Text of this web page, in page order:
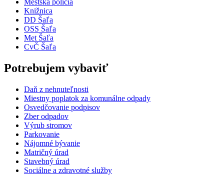
Knižnica
DD Šaľa
OSS Šaľa
Met Šaľa
CvČ Šaľa
Potrebujem vybaviť
Daň z nehnuteľnosti
Miestny poplatok za komunálne odpady
Osvedčovanie podpisov
Zber odpadov
Výrub stromov
Parkovanie
Nájomné bývanie
Matričný úrad
Stavebný úrad
Sociálne a zdravotné služby